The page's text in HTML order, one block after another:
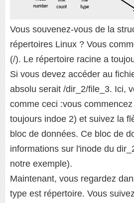
Vous souvenez-vous de la
répertoires Linux ? Vous
(/). Le répertoire racine a
Si vous devez accéder au
absolu serait /dir_2/file_3. Ici,
comme ceci :vous
toujours indoe 2) et suivez la
bloc de données. Ce bloc de
informations sur l'inode du
notre exemple).
Maintenant, vous regardez
type est répertoire. Vous